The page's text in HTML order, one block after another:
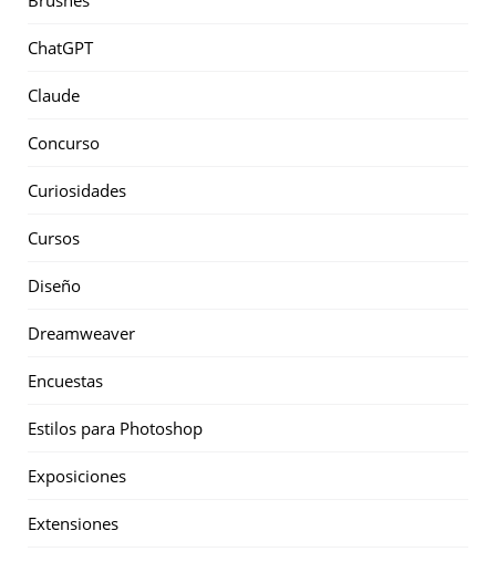
ChatGPT
Claude
Concurso
Curiosidades
Cursos
Diseño
Dreamweaver
Encuestas
Estilos para Photoshop
Exposiciones
Extensiones